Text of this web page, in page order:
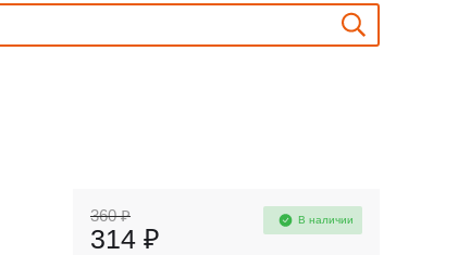
360 ₽
314 ₽
В наличии